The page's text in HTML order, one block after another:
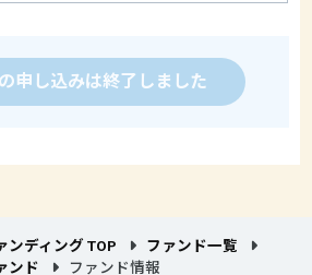
申し込みは終了しました
ンディング TOP
ファンド一覧
ンド
ファンド情報